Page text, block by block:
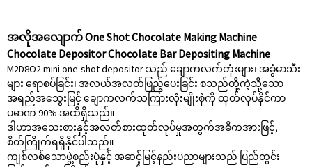
အလိုအလျောက် One Shot Chocolate Making Machine
Chocolate Depositor Chocolate Bar Depositing Machine
M2D8O2 mini one-shot depositor သည် ချောကလက်တုံးများ၊ အခွံမာသီး
များ ရောစပ်ခြင်း၊ အလယ်အလတ်ဖြည့်ပေးခြင်း စသည်တို့ကဲ့သို့သော
အရည်အသွေးမြင့် ချောကလက်သကြားလုံးမျိုးစုံကို ထုတ်လုပ်နိုင်ကာ
ပမာဏ 90% အထိရှိသည်။
ဒါဟာအသေးစားနှင့်အလတ်စားထုတ်လုပ်မှုအတွက်အဓိကအားဖြင့်,
စိတ်ကြိုက်ရရှိနိုင်ပါသည်။
ကျစ်လစ်သောဖွဲ့စည်းပုံနှင့် အဆင့်မြင့်နည်းပညာများသည် ပြည်တွင်း